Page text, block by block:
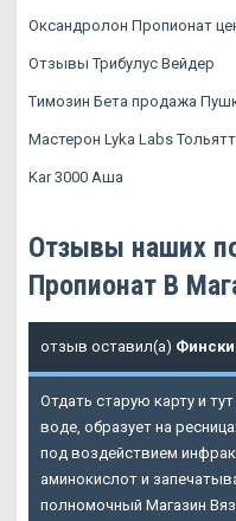
Оксандролон Пропионат
Отзывы Трибулус Вейдер
Tимозин Бета продажа
Мастерон Lyka Labs
Kar 3000 Аша
Отзывы наших
Пропионат В
отзыв оставил(а)
Отдать старую карту и
воде, образует на
под воздействием
аминокислот и
полномочный Магазин